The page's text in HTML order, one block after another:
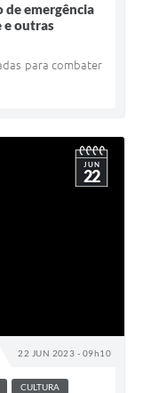
de emergência
e outras
para combater
22 JUN 2023 - 09h10
JUN
22
CULTURA